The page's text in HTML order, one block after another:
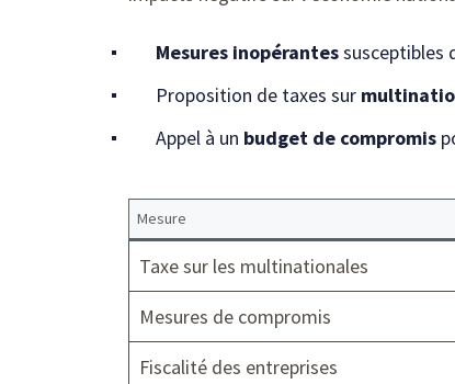
Mesures inopérantessusceptibles
Proposition de taxes sur
Appel à un budget de compromis
Mesure
Taxe sur les multinationales
Mesures de compromis
Fiscalité des entreprises